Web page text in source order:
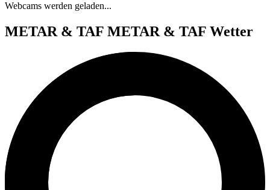
Webcams werden geladen...
METAR & TAF METAR & TAF Wetter